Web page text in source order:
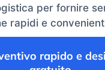
per fornire
rapidi e
rapido e